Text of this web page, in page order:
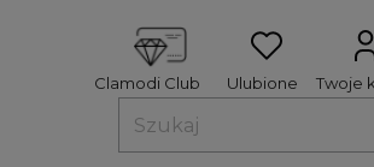
Twoje
Ulubione
Clamodi Club